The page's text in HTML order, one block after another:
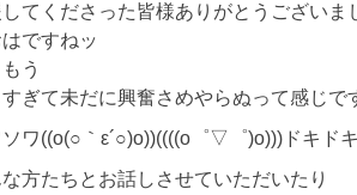
てくださった皆様ありがとうございま
ですねッ
う
ぎて未だに興奮さめやらぬって感じで
ソワ((o(○｀ε´○)o))((((o゜▽゜)o)))ドキド
方たちとお話しさせていただいたり